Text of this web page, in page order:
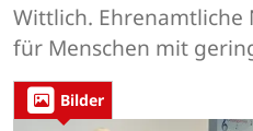
Wittlich. Ehrenamtliche
für Menschen mit
Bilder